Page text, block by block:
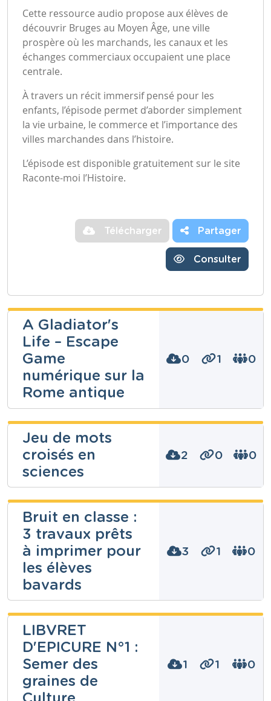
Cette ressource audio propose aux élèves de
découvrir Bruges au Moyen Âge, une ville
prospère où les marchands, les canaux et les
échanges commerciaux occupaient une place
centrale.
À travers un récit immersif pensé pour les
enfants, l’épisode permet d’aborder simplement
la vie urbaine, le commerce et l’importance des
villes marchandes dans l’histoire.
L’épisode est disponible gratuitement sur le site
Raconte-moi l’Histoire.
Télécharger Partager
Consulter
A Gladiator's
Life – Escape
Game
numérique sur la
Rome antique
0 1 0
Bongers
Niveau
Secondaire
Cours
Histoire
Année
2 années
Tags
A Gladiator's Life, antiquité, escape game,
gladiateurs, histoire, latin, Rome, Spartacus,
Webquest
Jeu de mots
croisés en
sciences
2 0 0
kevin
iacobellis
Niveau
Secondaire
Cours
Sciences appliquées
7 années
Tags
biologie, chimie, jeu numérique, Mots croisés,
physique, sciences, sciences croisées, serious game
Bruit en classe :
3 travaux prêts
à imprimer pour
les élèves
bavards
3 1 0
Dominique
Amstutz
Niveau
Secondaire
Cours
Gestion
LIBVRET
D'EPICURE N°1 :
Semer des
graines de
1 1 0